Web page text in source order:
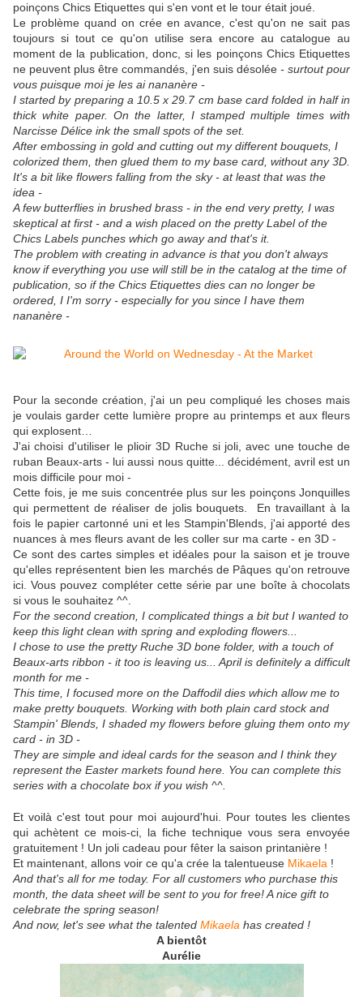
poinçons Chics Etiquettes qui s'en vont et le tour était joué.
Le problème quand on crée en avance, c'est qu'on ne sait pas
toujours si tout ce qu'on utilise sera encore au catalogue au
moment de la publication, donc, si les poinçons Chics Etiquettes
ne peuvent plus être commandés, j'en suis désolée - surtout pour
vous puisque moi je les ai nananère -
I started by preparing a 10.5 x 29.7 cm base card folded in half in
thick white paper. On the latter, I stamped multiple times with
Narcisse Délice ink the small spots of the set.
After embossing in gold and cutting out my different bouquets, I
colorized them, then glued them to my base card, without any 3D.
It's a bit like flowers falling from the sky - at least that was the
idea -
A few butterflies in brushed brass - in the end very pretty, I was
skeptical at first - and a wish placed on the pretty Label of the
Chics Labels punches which go away and that's it.
The problem with creating in advance is that you don't always
know if everything you use will still be in the catalog at the time of
publication, so if the Chics Etiquettes dies can no longer be
ordered, I I'm sorry - especially for you since I have them
nananère -
Pour la seconde création, j'ai un peu compliqué les choses mais
je voulais garder cette lumière propre au printemps et aux fleurs
qui explosent
J'ai choisi d'utiliser le plioir 3D Ruche si joli, avec une touche de
ruban Beaux-arts - lui aussi nous quitte... décidément, avril est un
mois difficile pour moi -
Cette fois, je me suis concentrée plus sur les poinçons Jonquilles
qui permettent de réaliser de jolis bouquets. En travaillant à la
fois le papier cartonné uni et les Stampin'Blends, j'ai apporté des
nuances à mes fleurs avant de les coller sur ma carte - en 3D -
Ce sont des cartes simples et idéales pour la saison et je trouve
qu'elles représentent bien les marchés de Pâques qu'on retrouve
ici. Vous pouvez compléter cette série par une boîte à chocolats
si vous le souhaitez ^^.
For the second creation, I complicated things a bit but I wanted to
keep this light clean with spring and exploding flowers...
I chose to use the pretty Ruche 3D bone folder, with a touch of
Beaux-arts ribbon - it too is leaving us... April is definitely a difficult
month for me -
This time, I focused more on the Daffodil dies which allow me to
make pretty bouquets. Working with both plain card stock and
Stampin' Blends, I shaded my flowers before gluing them onto my
card - in 3D -
They are simple and ideal cards for the season and I think they
represent the Easter markets found here. You can complete this
series with a chocolate box if you wish ^^.
Et voilà c'est tout pour moi aujourd'hui. Pour toutes les clientes
qui achètent ce mois-ci, la fiche technique vous sera envoyée
gratuitement ! Un joli cadeau pour fêter la saison printanière !
Et maintenant, allons voir ce qu'a crée la talentueuse Mikaela !
And that's all for me today. For all customers who purchase this
month, the data sheet will be sent to you for free! A nice gift to
celebrate the spring season!
And now, let's see what the talented Mikaela has created !
A bientôt
Aurélie